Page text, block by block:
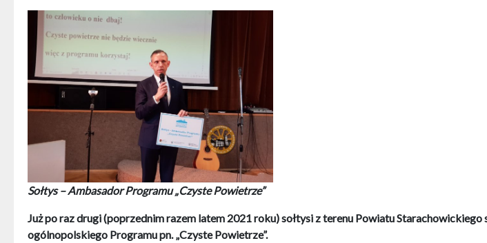
Sołtys – Ambasador Programu „Czyste Powietrze”
Już po raz drugi (poprzednim razem latem 2021 roku) sołtysi z terenu Powiatu
ogólnopolskiego Programu pn. „Czyste Powietrze”.